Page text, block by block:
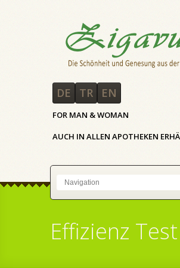
DE TR EN
FOR MAN & WOMAN
AUCH IN ALLEN APOTHEKEN
Effizienz Test